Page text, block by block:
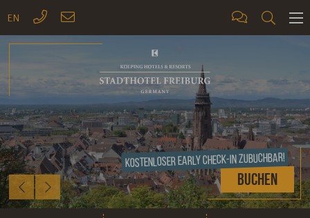
EN
Previous
Next
Buchen
Kostenloser Early Check-In zubuchbar!